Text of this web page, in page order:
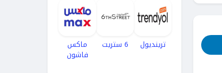
ترينديول 6 ستريت ماكس
فاشون